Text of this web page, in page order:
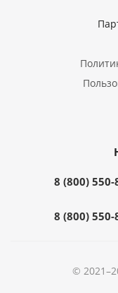
8 (800) 550-
8 (800) 550-
©